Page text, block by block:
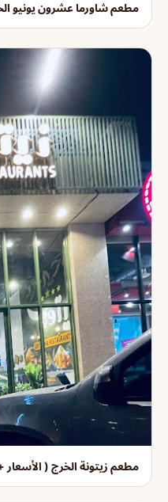
مطعم شاورما عشرون يونيو
مطعم زيتونة الخرج ( الأسعار